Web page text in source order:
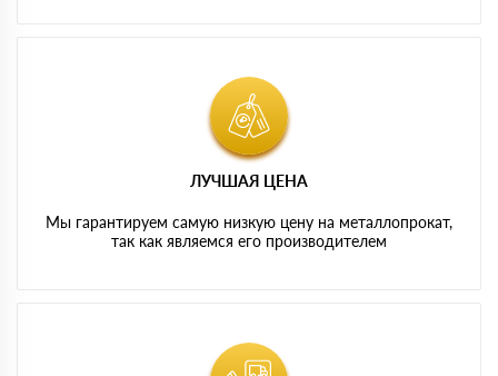
ЛУЧШАЯ ЦЕНА
Мы гарантируем самую низкую цену на металлопрокат,
так как являемся его производителем